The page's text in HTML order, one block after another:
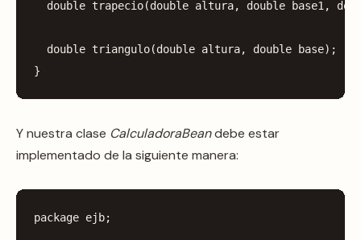
double trapecio(double altura, double base1,
double triangulo(double altura, double base);
}
Y nuestra clase CalculadoraBeandebe estar
implementado de la siguiente manera:
package ejb;